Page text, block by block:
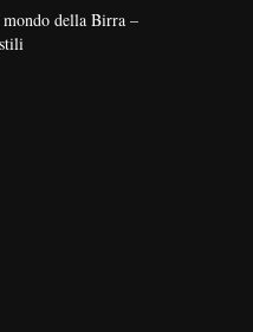
della Birra –